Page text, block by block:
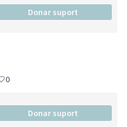
Donar suport
0
Donar suport